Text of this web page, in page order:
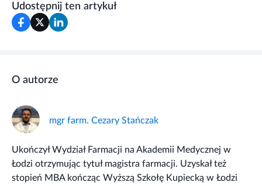
Udostępnij ten artykuł
O autorze
mgr farm. Cezary Stańczak
Ukończył Wydział Farmacji na Akademii Medycznej w
Łodzi otrzymując tytuł magistra farmacji. Uzyskał też
stopień MBA kończąc Wyższą Szkołę Kupiecką w Łodzi